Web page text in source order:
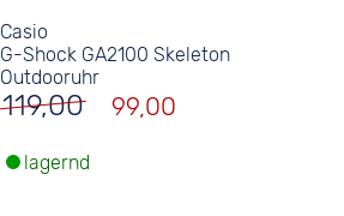
Casio
G-Shock GA2100 Skeleton
Outdooruhr
119,00 99,00
lagernd